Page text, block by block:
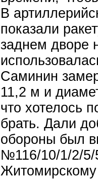
В
показали
зад­нем дворе
Саминин
11,2 м и
что хотелось
брать. Дали
обороны был
№116/10/1/2/5/
Житомирскому